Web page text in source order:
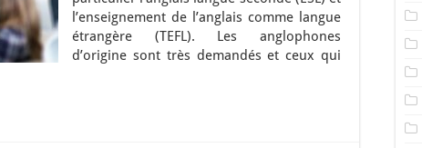
l’enseignement de l’anglais comme langue
étrangère (TEFL). Les anglophones
d’origine sont très demandés et ceux qui